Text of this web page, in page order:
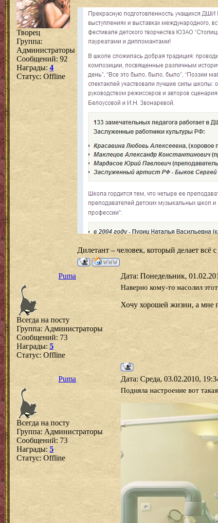
Творец
Группа:
Администраторы
Сообщений: 92
Награды: 4
Статус: Offline
Дилетант – человек, который делает всё
Puma Дата: Понедельник,
Всегда на посту
Группа: Администраторы
Сообщений: 73
Награды: 5
Статус: Offline
Наверно кому-то насолил
Хочу хорошей жизни, а мне
Puma Дата: Среда, 03.02.2010,
Всегда на посту
Группа: Администраторы
Сообщений:73
Награды: 5
Статус: Offline
Подняла настроение вот